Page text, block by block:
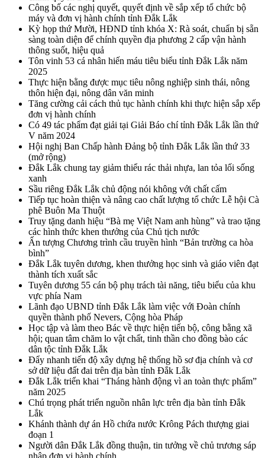
Công bố các nghị quyết, quyết định về sắp xếp tổ chức bộ
máy và đơn vị hành chính tỉnh Đắk Lắk
Kỳ họp thứ Mười, HĐND tỉnh khóa X: Rà soát, chuẩn bị sẵn
sàng toàn diện để chính quyền địa phương 2 cấp vận hành
thông suốt, hiệu quả
Tôn vinh 53 cá nhân hiến máu tiêu biểu tỉnh Đắk Lắk năm
2025
Thực hiện bằng được mục tiêu nông nghiệp sinh thái, nông
thôn hiện đại, nông dân văn minh
Tăng cường cải cách thủ tục hành chính khi thực hiện sắp xếp
đơn vị hành chính
Có 49 tác phẩm đạt giải tại Giải Báo chí tỉnh Đắk Lắk lần thứ
V năm 2024
Hội nghị Ban Chấp hành Đảng bộ tỉnh Đắk Lắk lần thứ 33
(mở rộng)
Đắk Lắk chung tay giảm thiểu rác thải nhựa, lan tỏa lối sống
xanh
Sầu riêng Đắk Lắk chủ động nói không với chất cấm
Tiếp tục hoàn thiện và nâng cao chất lượng tổ chức Lễ hội Cà
phê Buôn Ma Thuột
Truy tặng danh hiệu “Bà mẹ Việt Nam anh hùng” và trao tặng
các hình thức khen thưởng của Chủ tịch nước
Ấn tượng Chương trình cầu truyền hình “Bản trường ca hòa
bình”
Đắk Lắk tuyên dương, khen thưởng học sinh và giáo viên đạt
thành tích xuất sắc
Tuyên dương 55 cán bộ phụ trách tài năng, tiêu biểu của khu
vực phía Nam
Lãnh đạo UBND tỉnh Đắk Lắk làm việc với Đoàn chính
quyền thành phố Nevers, Cộng hòa Pháp
Học tập và làm theo Bác về thực hiện tiến bộ, công bằng xã
hội; quan tâm chăm lo vật chất, tinh thần cho đồng bào các
dân tộc tỉnh Đắk Lắk
Đẩy nhanh tiến độ xây dựng hệ thống hồ sơ địa chính và cơ
sở dữ liệu đất đai trên địa bàn tỉnh Đắk Lắk
Đắk Lắk triển khai “Tháng hành động vì an toàn thực phẩm”
năm 2025
Chú trọng phát triển nguồn nhân lực trên địa bàn tỉnh Đắk
Lắk
Khánh thành dự án Hồ chứa nước Krông Pách thượng giai
đoạn 1
Người dân Đắk Lắk đồng thuận, tin tưởng về chủ trương sáp